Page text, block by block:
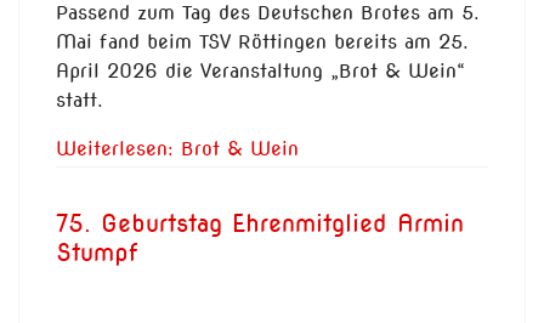
Passend zum Tag des Deutschen Brotes am 5.
Mai fand beim TSV Röttingen bereits am 25.
April 2026 die Veranstaltung „Brot & Wein“
statt.
Weiterlesen: Brot & Wein
75. Geburtstag Ehrenmitglied Armin
Stumpf